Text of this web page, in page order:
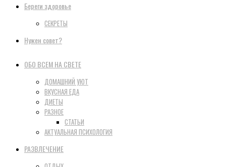
Береги здоровье
СЕКРЕТЫ
Нужен совет?
ОБО ВСЕМ НА СВЕТЕ
ДОМАШНИЙ УЮТ
ВКУСНАЯ ЕДА
ДИЕТЫ
РАЗНОЕ
СТАТЬИ
АКТУАЛЬНАЯ ПСИХОЛОГИЯ
РАЗВЛЕЧЕНИЕ